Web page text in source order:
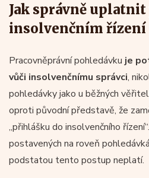
Jak správně
insolvenčním řízení
Pracovněprávní pohledávku je
vůči insolvenčnímu správci,
pohledávky jako u běžných
oproti původní představě, že
„přihlášku do insolvenčního
postavených na roveň
podstatou tento postup neplatí.